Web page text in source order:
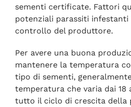
sementi certificate. Fattori
potenziali parassiti
controllo del produttore.
Per avere una buona
mantenere la temperatura
tipo di sementi,
temperatura che varia dai 18
tutto il ciclo di crescita della